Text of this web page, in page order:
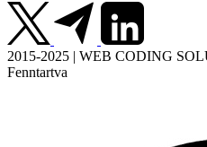
2015-2025 | WEB CODING
Fenntartva